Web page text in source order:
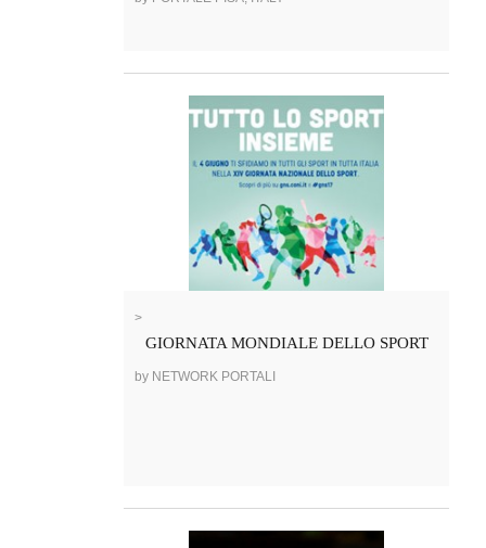
>
GIORNATA MONDIALE DELLO SPORT
by NETWORK PORTALI